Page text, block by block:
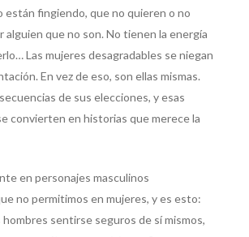
están fingiendo, que no quieren o no
alguien que no son. No tienen la energía
Las mujeres desagradables se niegan
En vez de eso, son ellas mismas.
de sus elecciones, y esas
convierten en historias que merece la
en personajes masculinos
no permitimos en mujeres, y es esto:
hombres sentirse seguros de sí mismos,